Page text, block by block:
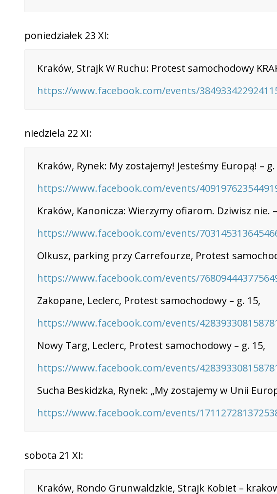
poniedziałek 23 XI:
Kraków, Strajk W Ruchu: Protest samochodowy
https://www.facebook.com/events/
niedziela 22 XI:
Kraków, Rynek: My zostajemy! Jesteśmy Europą! – g.
https://www.facebook.com/events/
Kraków, Kanonicza: Wierzymy ofiarom. Dziwisz nie.
https://www.facebook.com/events/
Olkusz, parking przy Carrefourze, Protest
https://www.facebook.com/events/
Zakopane, Leclerc, Protest samochodowy – g. 15,
https://www.facebook.com/events/
Nowy Targ, Leclerc, Protest samochodowy – g. 15,
https://www.facebook.com/events/
Sucha Beskidzka, Rynek: „My zostajemy w Unii
https://www.facebook.com/events/
sobota 21 XI:
Kraków, Rondo Grunwaldzkie, Strajk Kobiet –